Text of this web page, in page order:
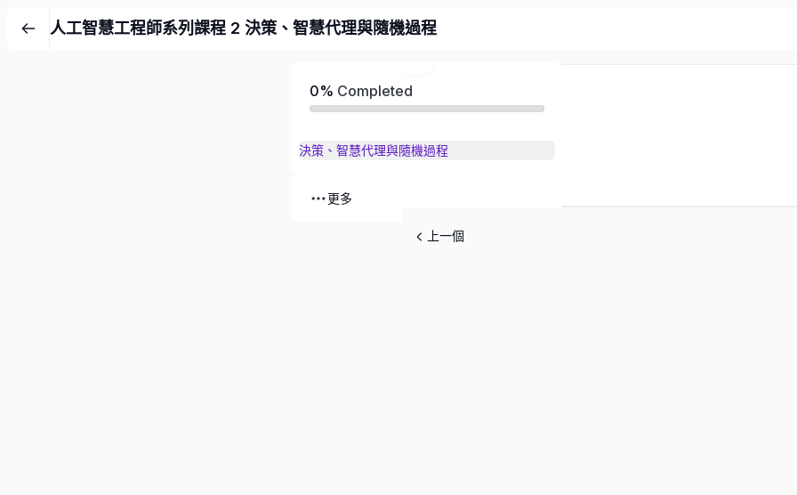
人工智慧工程師系列課程 2 決策、智慧代理與隨機過程
0% Completed
決策、智慧代理與隨機過程
更多
上一個